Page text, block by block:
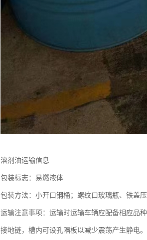
溶剂油运输信息
包装标志：易燃液体
包装方法：小开口钢桶；螺纹口玻璃瓶、铁盖
运输注意事项：运输时运输车辆应配备相应品
接地链，槽内可设孔隔板以减少震荡产生静电